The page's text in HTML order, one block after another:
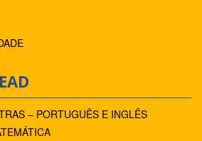
– PORTUGUÊS E INGLÊS